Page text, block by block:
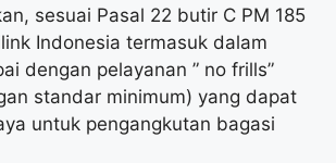
sesuai Pasal 22 butir C PM 185
Indonesia termasuk dalam
dengan pelayanan ” no frills”
standar minimum) yang dapat
untuk pengangkutan bagasi